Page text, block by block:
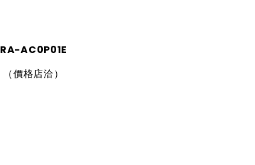
RA-AC0P01E
（價格店洽）